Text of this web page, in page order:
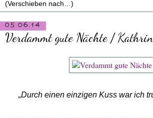
05.06.14
Verdammt gute Nächte /
„Durch einen einzigen Kuss war ich